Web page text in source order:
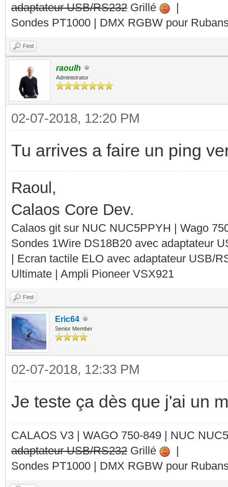
adaptateur USB/RS232 Grillé
|
Sondes PT1000 | DMX RGBW pour
Find
raoulh
Administrator
02-07-2018, 12:20 PM
Tu arrives a faire un ping
Raoul,
Calaos Core Dev.
Calaos git sur NUC NUC5PPYH | Wago
Sondes 1Wire DS18B20 avec adaptateur
| Ecran tactile ELO avec adaptateur USB/
Ultimate | Ampli Pioneer VSX921
Find
Eric64
Senior Member
02-07-2018, 12:33 PM
Je teste ça dès que j'ai un
CALAOS V3 | WAGO 750-849 | NUC
adaptateur USB/RS232 Grillé
|
Sondes PT1000 | DMX RGBW pour